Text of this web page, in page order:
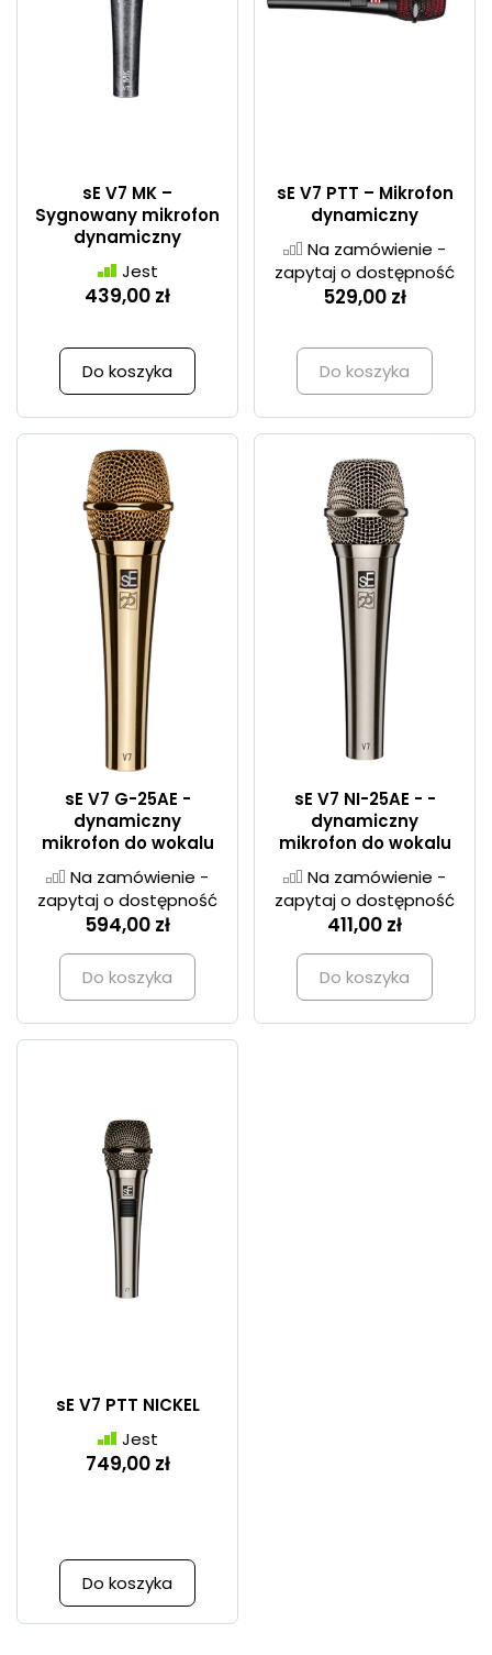
sE V7 MK –
Sygnowany mikrofon
dynamiczny
Jest
439,00 zł
Do koszyka
sE V7 PTT – Mikrofon
dynamiczny
Na zamówienie -
zapytaj o dostępność
529,00 zł
Do koszyka
sE V7 G-25AE -
dynamiczny
mikrofon do wokalu
Na zamówienie -
zapytaj o dostępność
594,00 zł
Do koszyka
sE V7 NI-25AE - -
dynamiczny
mikrofon do wokalu
Na zamówienie -
zapytaj o dostępność
411,00 zł
Do koszyka
sE V7 PTT NICKEL
Jest
749,00 zł
Do koszyka